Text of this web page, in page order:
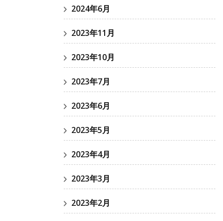
2024年6月
2023年11月
2023年10月
2023年7月
2023年6月
2023年5月
2023年4月
2023年3月
2023年2月